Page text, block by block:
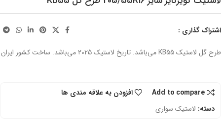
اشتراک گذاری :
طرح گل لاستیک KB55 می‌باشد. تاریخ لاستیک 2025 می‌باشد. ساخت کشور ایران
Add to compare
افزودن به علاقه مندی ها
دسته: لاستیک سواری